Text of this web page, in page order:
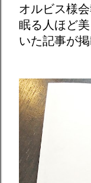
オルビス様
眠る人ほど
いた記事が